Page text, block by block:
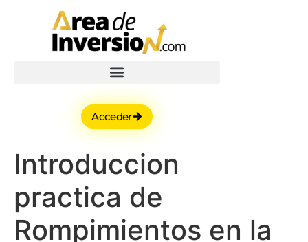
Acceder
Introduccion
practica de
Rompimientos en la